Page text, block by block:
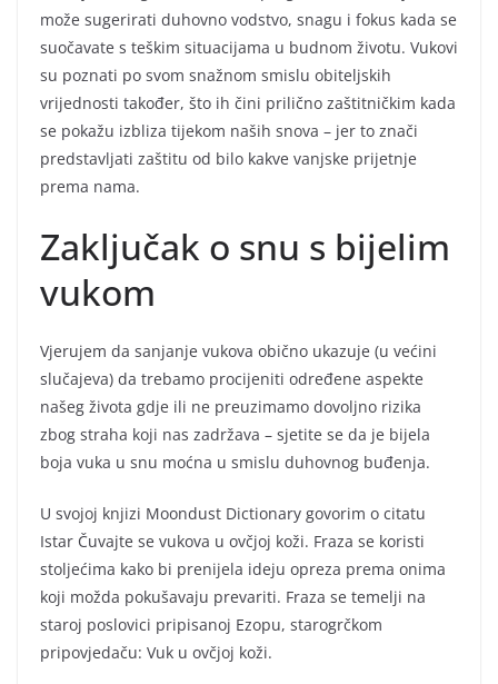
može sugerirati duhovno vodstvo, snagu i fokus kada se
suočavate s teškim situacijama u budnom životu. Vukovi
su poznati po svom snažnom smislu obiteljskih
vrijednosti također, što ih čini prilično zaštitničkim kada
se pokažu izbliza tijekom naših snova – jer to znači
predstavljati zaštitu od bilo kakve vanjske prijetnje
prema nama.
Zaključak o snu s bijelim
vukom
Vjerujem da sanjanje vukova obično ukazuje (u većini
slučajeva) da trebamo procijeniti određene aspekte
našeg života gdje ili ne preuzimamo dovoljno rizika
zbog straha koji nas zadržava – sjetite se da je bijela
boja vuka u snu moćna u smislu duhovnog buđenja.
U svojoj knjizi Moondust Dictionary govorim o citatu
Istar Čuvajte se vukova u ovčjoj koži. Fraza se koristi
stoljećima kako bi prenijela ideju opreza prema onima
koji možda pokušavaju prevariti. Fraza se temelji na
staroj poslovici pripisanoj Ezopu, starogrčkom
pripovjedaču: Vuk u ovčjoj koži.